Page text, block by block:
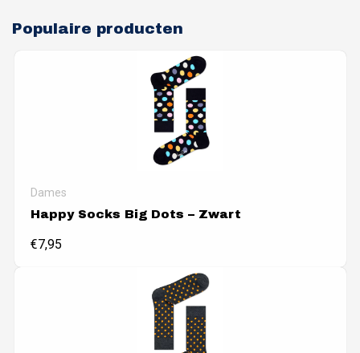
Populaire producten
Dames
Happy Socks Big Dots – Zwart
€7,95